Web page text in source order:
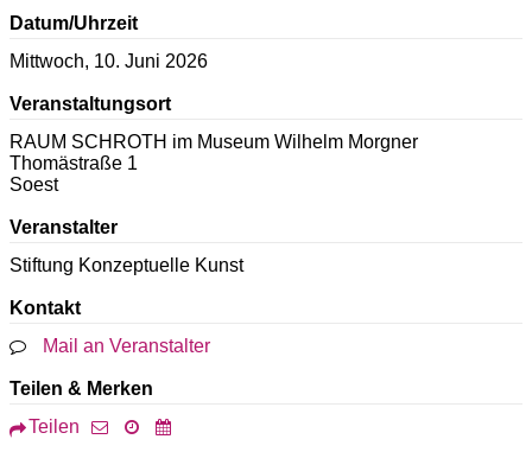
Datum/Uhrzeit
Mittwoch, 10. Juni 2026
Veranstaltungsort
RAUM SCHROTH im Museum Wilhelm Morgner
Thomästraße 1
Soest
Veranstalter
Stiftung Konzeptuelle Kunst
Kontakt
Mail an Veranstalter
Teilen & Merken
Teilen